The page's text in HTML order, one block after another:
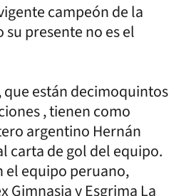
campeón de la
su presente no es el
están decimoquintos
, tienen como
argentino Hernán
carta de gol del equipo.
el equipo peruano,
Gimnasia y Esgrima La